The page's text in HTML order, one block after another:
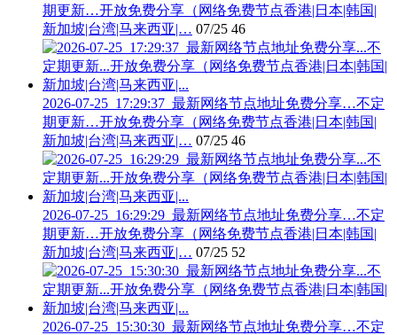
期更新…开放免费分享（网络免费节点香港|日本|韩国|
新加坡|台湾|马来西亚|… 07/25 46
2026-07-25_17:29:37_最新网络节点地址免费分享…不定
期更新…开放免费分享（网络免费节点香港|日本|韩国|
新加坡|台湾|马来西亚|… 07/25 46
2026-07-25_16:29:29_最新网络节点地址免费分享…不定
期更新…开放免费分享（网络免费节点香港|日本|韩国|
新加坡|台湾|马来西亚|… 07/25 52
2026-07-25_15:30:30_最新网络节点地址免费分享…不定